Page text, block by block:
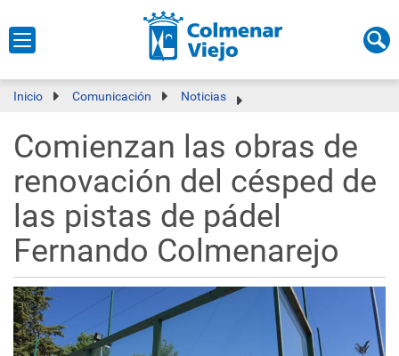
Inicio Comunicación Noticias
Comienzan las obras de
renovación del césped de
las pistas de pádel
Fernando Colmenarejo